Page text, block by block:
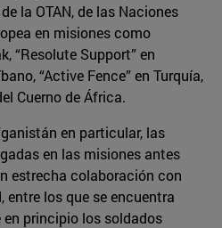
la OTAN, de las Naciones
en misiones como
“Resolute Support” en
“Active Fence” en Turquía,
Cuerno de África.
en particular, las
en las misiones antes
estrecha colaboración con
entre los que se encuentra
en principio los soldados